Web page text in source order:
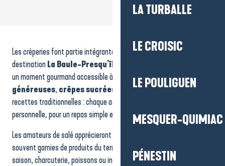
LA TURBALLE
LE CROISIC
LE POULIGUEN
MESQUER-QUIMIAC
PÉNESTIN
Crêperie à domicile - Bohème Sarrasine
Les 2 Marais
Les Canailles du Marais
Crêperie - L'Horizon
Le Club de l'Etoile
Le Rozell table bretonne & crêperie
La Flambée
Crêperie de Kéroman
Restaurant/Crêperie Les Calèches briéronnes
Restaurant La Bisquine
Les crêperies font partie intégrante de l’art de vivre sur la
destinationLa Baule-Presqu’île de Guérande
un moment gourmand accessible à tous les âges.Galettes
généreuses, crêpes sucrées
, spécialités revisitées ou
recettes traditionnelles : chaque adresse propose sa touche
personnelle, pour un repas simple et chaleureux.
Les amateurs de salé apprécieront les
souvent garnies de produits du terroir : fromages locaux, légumes de
saison, charcuterie, poissons ou inspirations iodées. Côté sucré, les